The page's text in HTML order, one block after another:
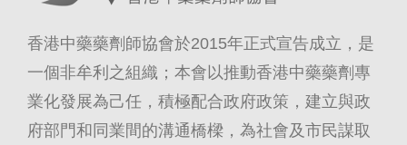
香港中藥藥劑師協會於2015年正式宣告成立，是
一個非牟利之組織；本會以推動香港中藥藥劑專
業化發展為己任，積極配合政府政策，建立與政
府部門和同業間的溝通橋樑，為社會及市民謀取